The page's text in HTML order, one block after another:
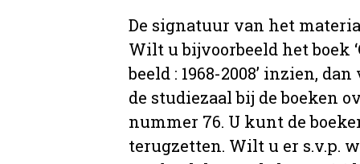
De signatuur van het
Wilt u bijvoorbeeld het boek
beeld : 1968-2008’ inzien,
de studiezaal bij de boeken
nummer 76. U kunt de
terugzetten. Wilt u er s.v.p.